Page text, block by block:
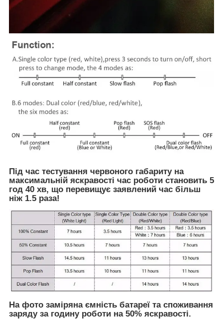
Під час тестування червоного габариту на
максимальній яскравості час роботи становить 5
год 40 хв, що перевищує заявлений час більш
ніж 1.5 раза!
На фото заміряна ємність батареї та споживання
заряду за годину роботи на 50% яскравості.